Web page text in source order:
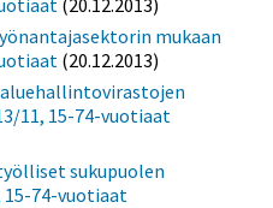
mukaan
(20.12.2013)
11, 15-74-vuotiaat
sukupuolen
15-74-vuotiaat